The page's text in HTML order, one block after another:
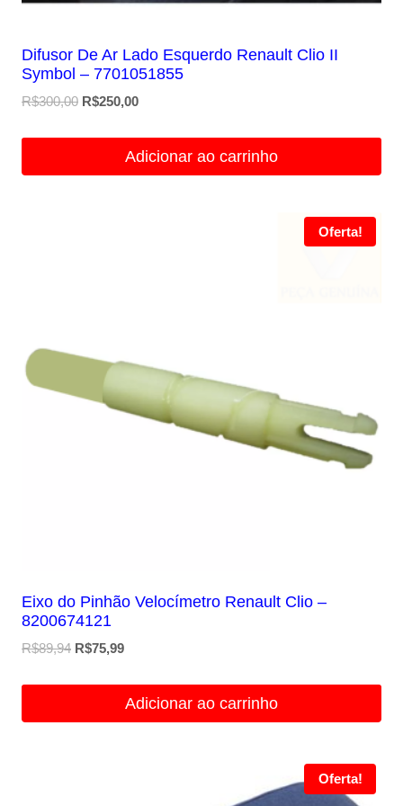
Difusor De Ar Lado Esquerdo Renault Clio II
Symbol – 7701051855
R$300,00 O
R$250,00O
é:
Adicionar ao carrinho
Oferta!
Eixo do Pinhão Velocímetro Renault Clio –
8200674121
R$89,94 O
R$75,99O
é:
Adicionar ao carrinho
Oferta!